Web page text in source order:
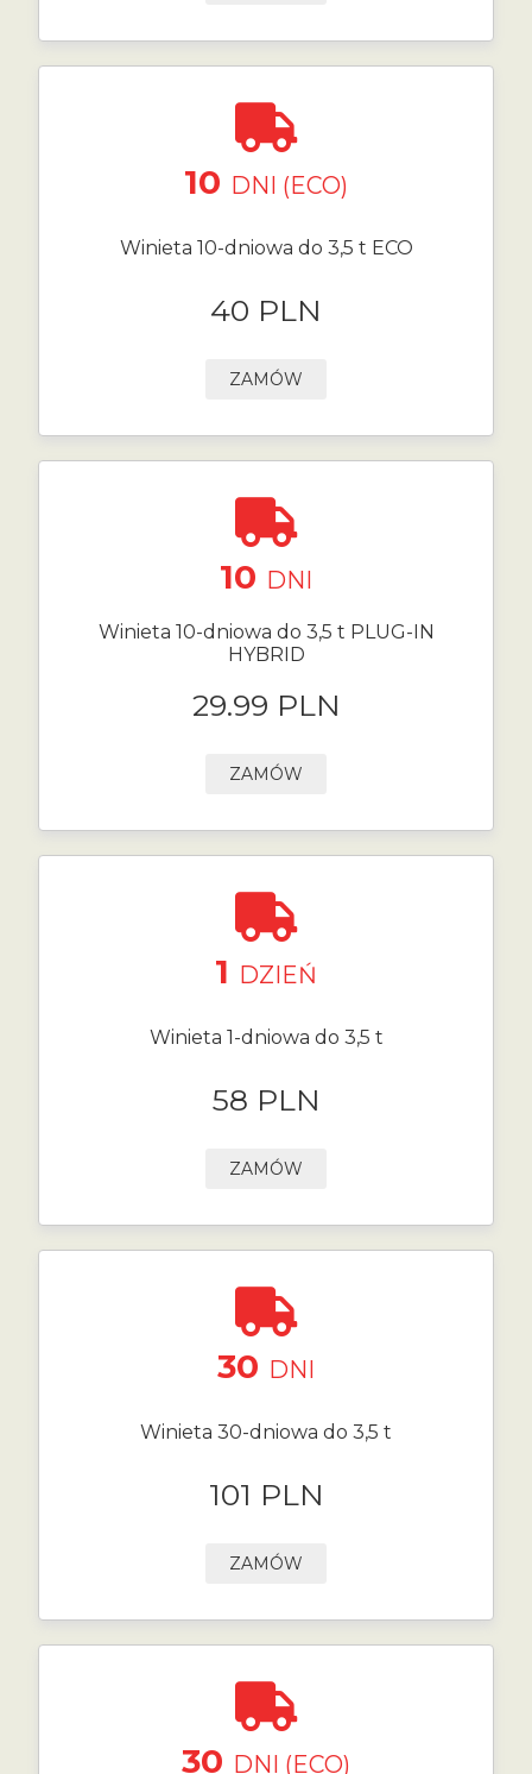
10 DNI (ECO)
Winieta 10-dniowa do 3,5 t ECO
40 PLN
ZAMÓW
10 DNI
Winieta 10-dniowa do 3,5 t PLUG-IN
HYBRID
29.99 PLN
ZAMÓW
1 DZIEŃ
Winieta 1-dniowa do 3,5 t
58 PLN
ZAMÓW
30 DNI
Winieta 30-dniowa do 3,5 t
101 PLN
ZAMÓW
30 DNI (ECO)